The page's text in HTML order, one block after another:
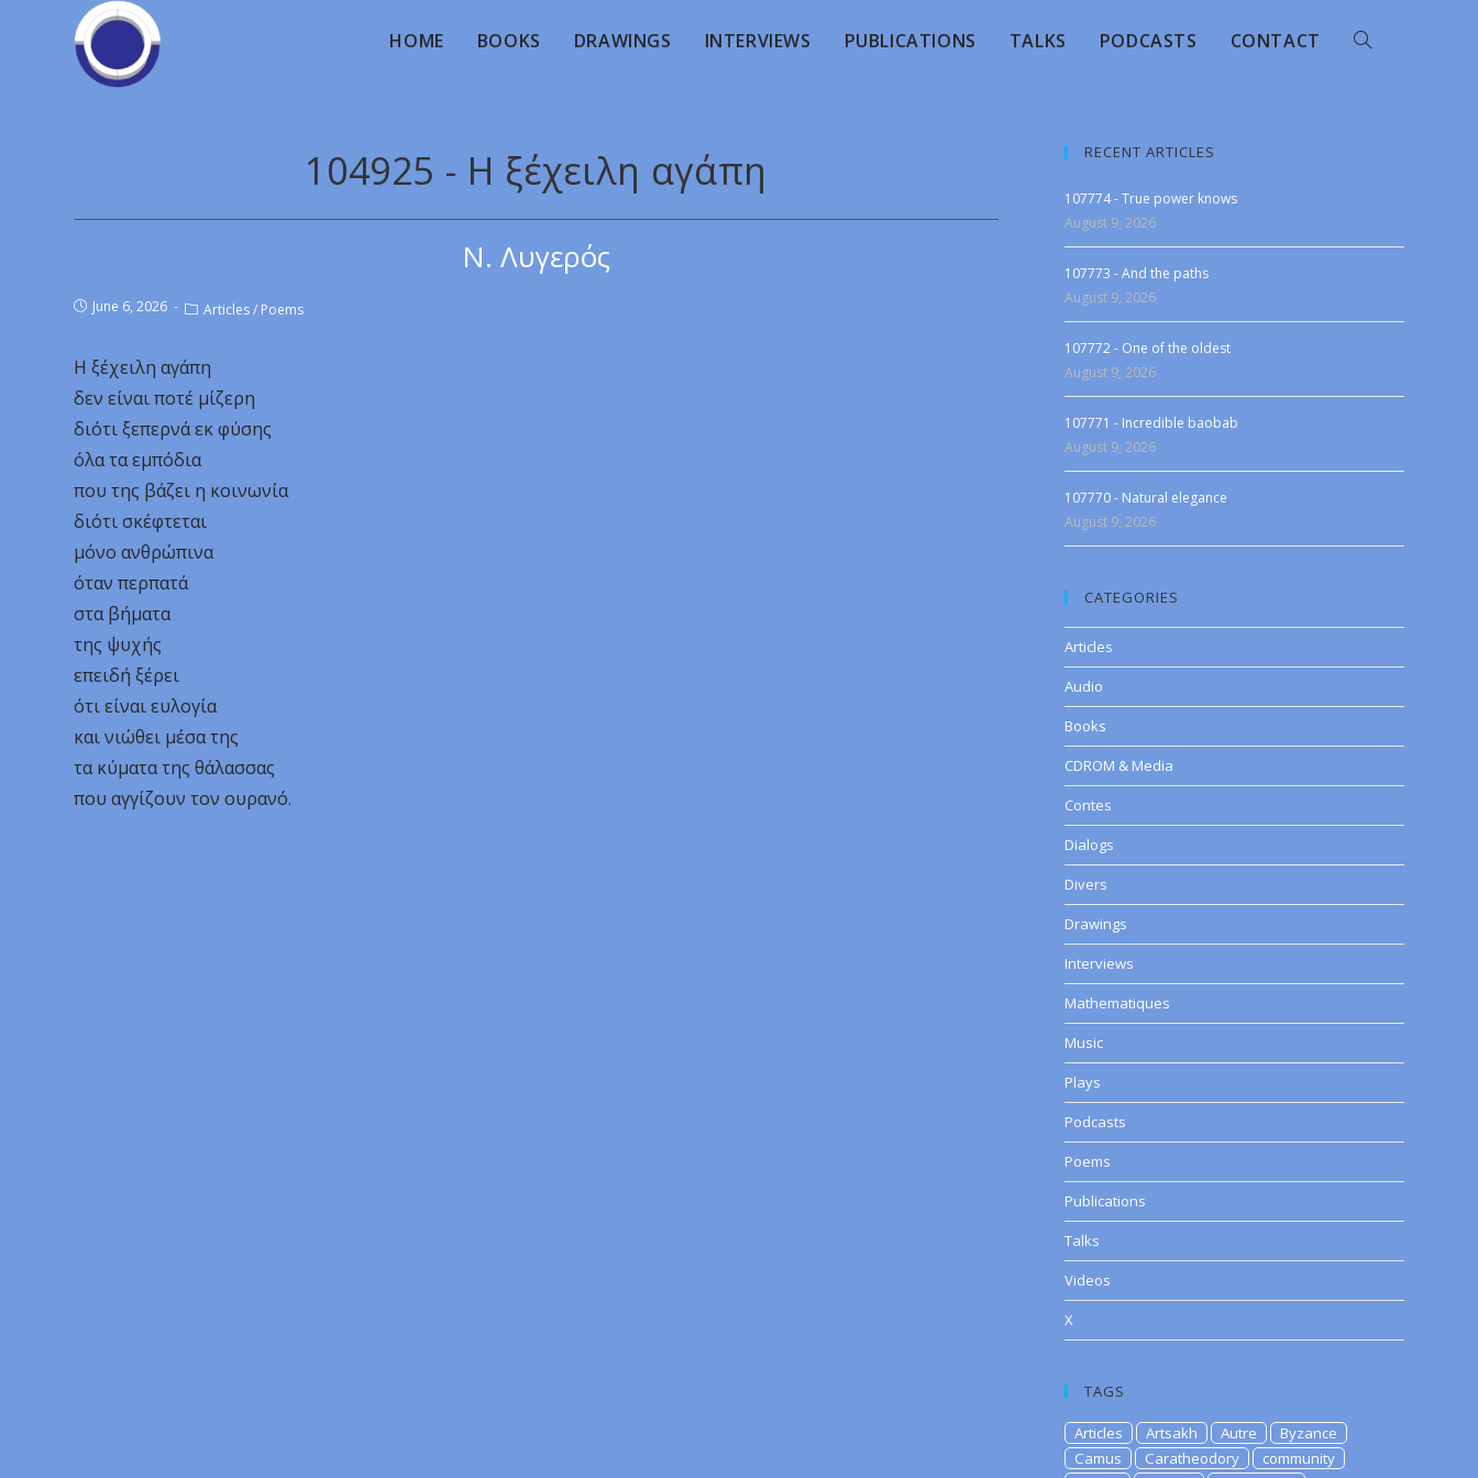
HOME BOOKS DRAWINGS INTERVIEWS PUBLICATIONS TALKS PODCASTS CONTACT
104925 - Η ξέχειλη αγάπη
Ν. Λυγερός
June 6, 2026 Articles/ Poems
Η ξέχειλη αγάπη
δεν είναι ποτέ μίζερη
διότι ξεπερνά εκ φύσης
όλα τα εμπόδια
που της βάζει η κοινωνία
διότι σκέφτεται
μόνο ανθρώπινα
όταν περπατά
στα βήματα
της ψυχής
επειδή ξέρει
ότι είναι ευλογία
και νιώθει μέσα της
τα κύματα της θάλασσας
που αγγίζουν τον ουρανό.
RECENT ARTICLES
107774 - True power knows
August 9, 2026
107773 - And the paths
August 9, 2026
107772 - One of the oldest
August 9, 2026
107771 - Incredible baobab
August 9, 2026
107770 - Natural elegance
August 9, 2026
CATEGORIES
Articles
Audio
Books
CDROM & Media
Contes
Dialogs
Divers
Drawings
Interviews
Mathematiques
Music
Plays
Podcasts
Poems
Publications
Talks
Videos
X
TAGS
Articles Artsakh Autre
Byzance
Camus
Caratheodory
community